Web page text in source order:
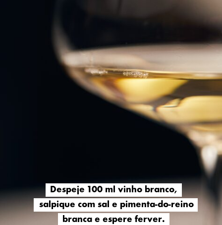
Despeje 100 ml vinho branco,
salpique com sal e pimenta-do-reino
branca e espere ferver.
Despeje 100 ml vinho branco,
salpique com sal e pimenta-do-reino
branca e espere ferver.